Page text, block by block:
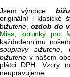
Jsem výrobce
originální i klasické
bižuterie ,ozdob do
Miss
korunky pro
každodennímu
soupravy bižuterie
bižuterie v našem
plátci DPH. Vzory
neupravujeme.